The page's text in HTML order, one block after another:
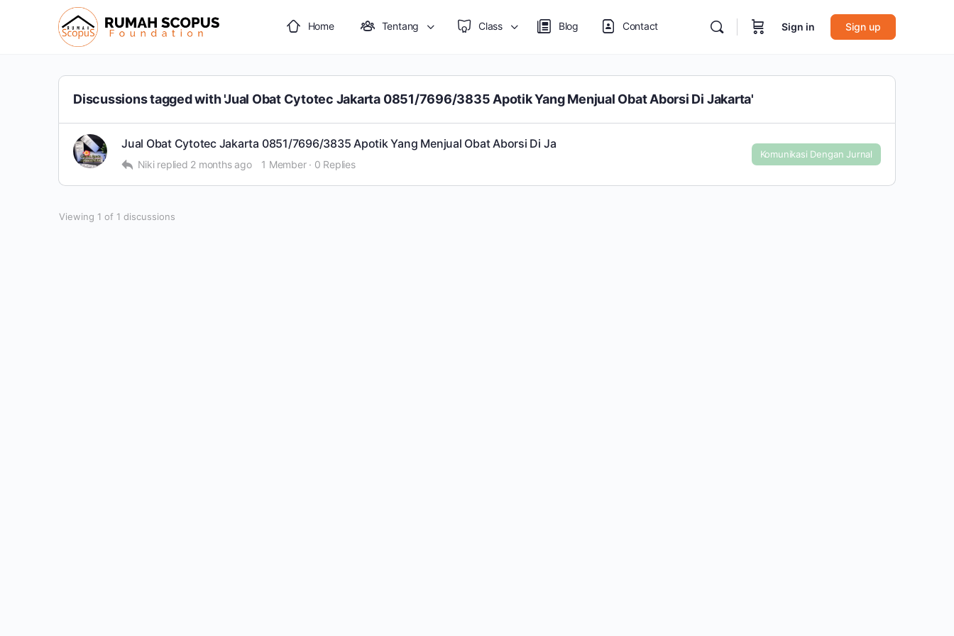
Home Tentang Class Blog Contact Sign in Sign up
Discussions tagged with 'Jual Obat Cytotec Jakarta ​​0851/7696/3835 Apotik Yang Menjual Obat Aborsi Di Jakarta'
Jual Obat Cytotec Jakarta ​​0851/7696/3835 Apotik Yang Menjual Obat Aborsi Di Ja
Niki replied 2 months ago 1 Member · 0 Replies
Komunikasi Dengan Jurnal
Viewing 1 of 1 discussions